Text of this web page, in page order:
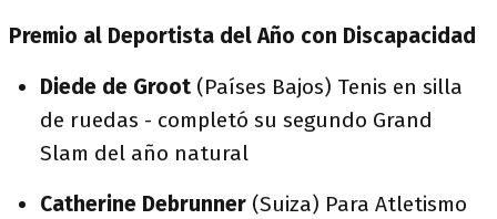
Premio al Deportista del Año con Discapacidad
Diede de Groot (Países Bajos) Tenis en silla
de ruedas - completó su segundo Grand
Slam del año natural
Catherine Debrunner (Suiza) Para Atletismo